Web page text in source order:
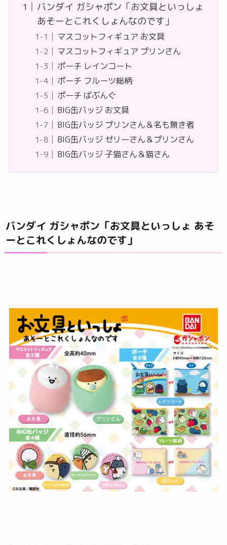
バンダイ ガシャポン「お文具といっしょ
あそーとこれくしょんなのです」
マスコットフィギュア お文具
マスコットフィギュア プリンさん
ポーチ レインコート
ポーチ フルーツ総柄
ポーチ ばぶんぐ
BIG缶バッジ お文具
BIG缶バッジ プリンさん＆名も無き者
BIG缶バッジ ゼリーさん＆プリンさん
BIG缶バッジ 子猫さん＆猫さん
バンダイ ガシャポン「お文具といっしょ あそ
ーとこれくしょんなのです」